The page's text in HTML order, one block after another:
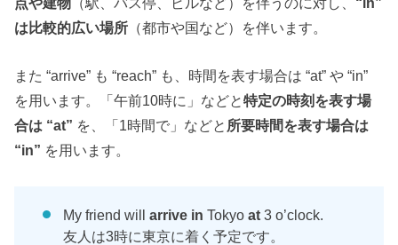
は比較的広い場所 （都市や国など）を伴います。
また “arrive” も “reach” も、時間を表す場合は “at” や “in”
を用います。「午前10時に」などと特定の時刻を表す場
合は “at” を、「1時間で」などと 所要時間を表す場合は
“in” を用います。
My friend willarrive in Tokyoat 3 o’clock.
友人は3時に東京に着く予定です。